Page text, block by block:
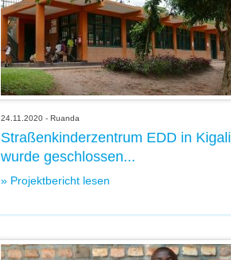
24.11.2020 - Ruanda
Straßenkinderzentrum EDD in Kigali
wurde geschlossen...
» Projektbericht lesen